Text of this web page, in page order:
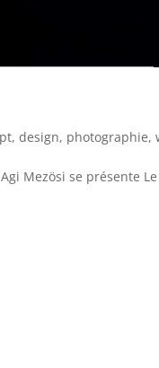
,design, photographie,
Mezösi se présente